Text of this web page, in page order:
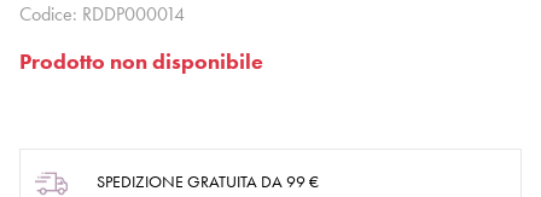
Codice: RDDP000014
Prodotto non disponibile
SPEDIZIONE GRATUITA DA 99 €